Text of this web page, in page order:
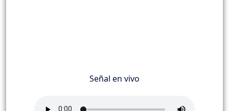
Señal en vivo